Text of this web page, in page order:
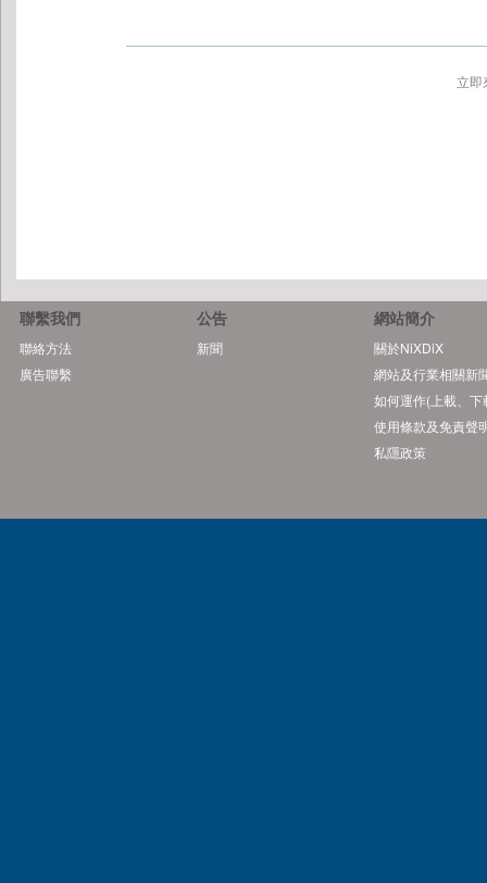
立
聯繫我們
聯絡方法
廣告聯繫
公告
新聞
網站簡介
關於NiXDiX
網站及行業相關新
如何運作(上載、下
使用條款及免責聲
私隱政策